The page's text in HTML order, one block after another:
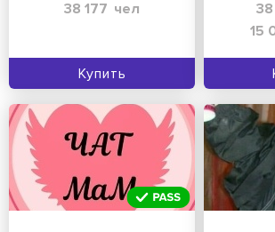
38 177 чел
Купить
15